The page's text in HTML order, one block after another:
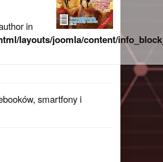
in
layouts/joomla/content/
smartfony i